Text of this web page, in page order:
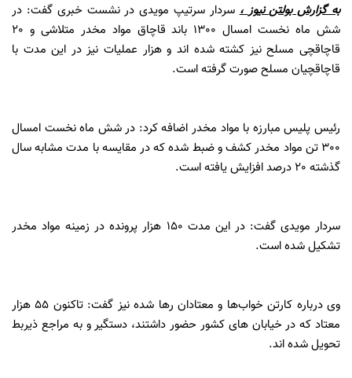
به گزارشبولتن نیوز، سردار سرتیپ مویدی در نشست خبری گفت: در
شش ماه نخست امسال 1300 باند قاچاق مواد مخدر متلاشی و 20
قاچاقچی مسلح نیز کشته شده اند و هزار عملیات نیز در این مدت با
قاچاقچیان مسلح صورت گرفته است.
رئیس پلیس مبارزه با مواد مخدر اضافه کرد: در شش ماه نخست امسال
300 تن مواد مخدر کشف و ضبط شده که در مقایسه با مدت مشابه سال
گذشته 20 درصد افزایش یافته است.
سردار مویدی گفت: در این مدت 150 هزار پرونده در زمینه مواد مخدر
تشکیل شده است.
وی درباره کارتن خواب‌ها و معتادان رها شده نیز گفت: تاکنون 55 هزار
معتاد که در خیابان های کشور حضور داشتند، دستگیر و به مراجع ذیربط
تحویل شده اند.